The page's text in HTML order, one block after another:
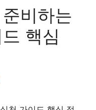
비하는
핵심